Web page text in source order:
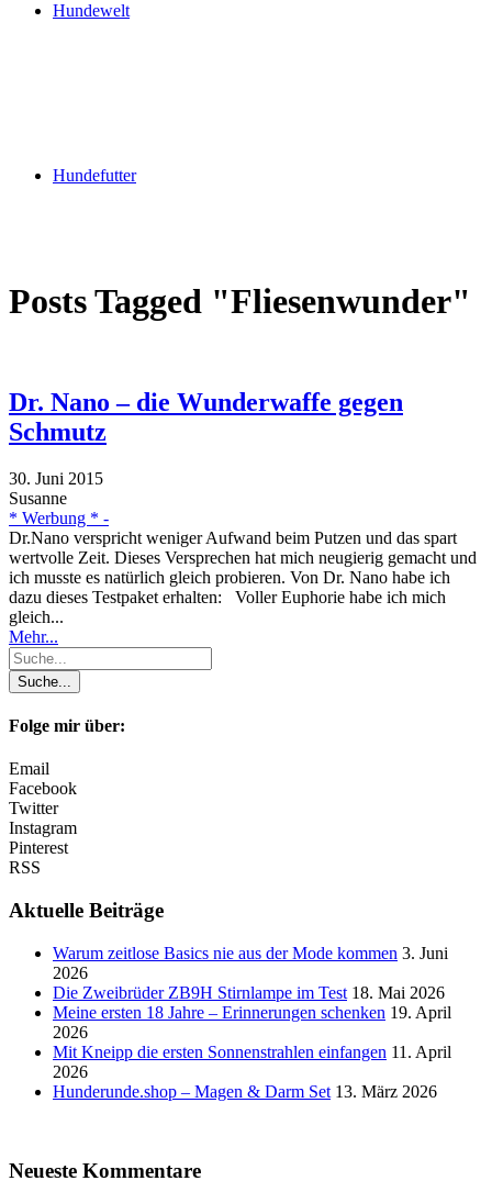
Hundewelt
Hundefutter
Posts Tagged "Fliesenwunder"
Dr. Nano – die Wunderwaffe gegen
Schmutz
30. Juni 2015
Susanne
* Werbung * -
Dr.Nano verspricht weniger Aufwand beim Putzen und das spart
wertvolle Zeit. Dieses Versprechen hat mich neugierig gemacht und
ich musste es natürlich gleich probieren. Von Dr. Nano habe ich
dazu dieses Testpaket erhalten: Voller Euphorie habe ich mich
gleich...
Mehr...
Folge mir über:
Email
Facebook
Twitter
Instagram
Pinterest
RSS
Aktuelle Beiträge
Warum zeitlose Basics nie aus der Mode kommen 3. Juni
2026
Die Zweibrüder ZB9H Stirnlampe im Test 18. Mai 2026
Meine ersten 18 Jahre – Erinnerungen schenken 19. April
2026
Mit Kneipp die ersten Sonnenstrahlen einfangen 11. April
2026
Hunderunde.shop – Magen & Darm Set 13. März 2026
Neueste Kommentare